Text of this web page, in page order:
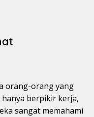
orang-orang yang
berpikir kerja,
sangat memahami